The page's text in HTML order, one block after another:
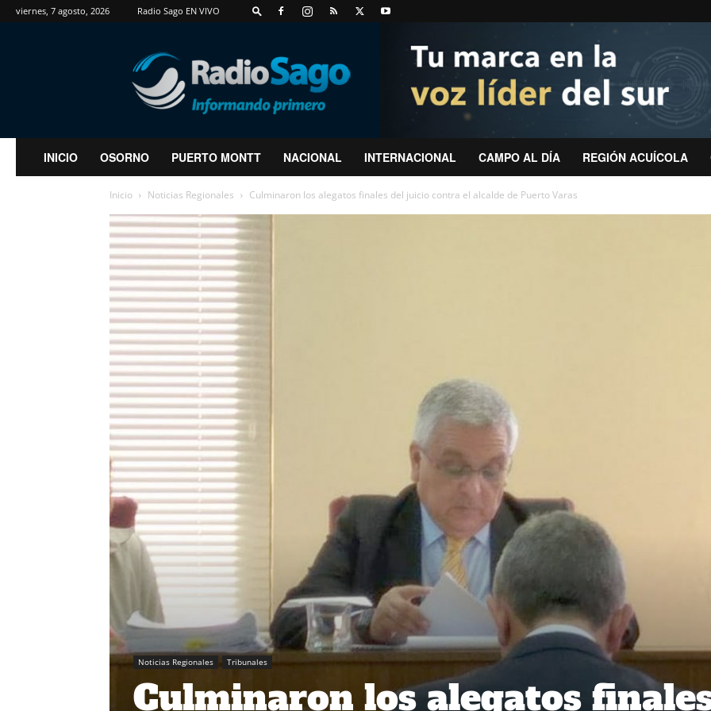
viernes, 7 agosto, 2026 Radio Sago EN VIVO
RadioSago
INICIO OSORNO PUERTO MONTT NACIONAL INTERNACIONAL CAMPO AL DÍA REGIÓN ACUÍCOLA
Inicio Noticias Regionales Culminaron los alegatos finales del juicio contra el alcalde de Puerto Varas
Noticias Regionales Tribunales
Culminaron los alegatos